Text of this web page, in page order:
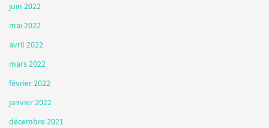
juin 2022
mai 2022
avril 2022
mars 2022
février 2022
janvier 2022
décembre 2021